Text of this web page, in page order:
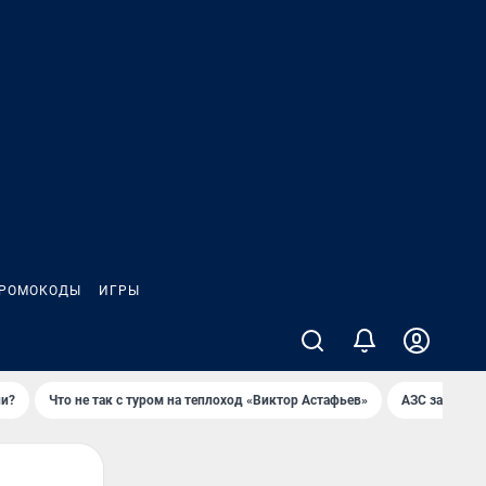
ИГРЫ
Что не так с туром на теплоход «Виктор Астафьев» AЗС